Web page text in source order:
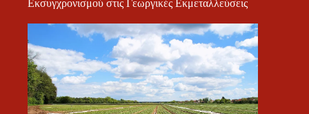
Εκσυγχρονισμού στις Γεωργικές Εκμεταλλεύσεις